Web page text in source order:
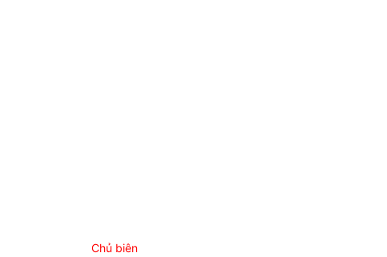
Chủ biên